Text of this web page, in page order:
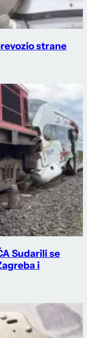
strane
Sudarili se
i